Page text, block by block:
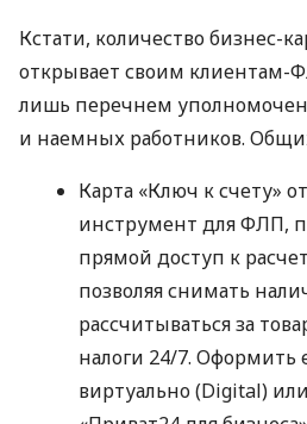
Кстати, количество бизнес-
открывает своим клиентам-
лишь перечнем
и наемных работников.
Карта «Ключ к счету»
инструмент для ФЛП,
прямой доступ к
позволяя снимать
рассчитываться за
налоги 24/7. Оформить
виртуально (Digital)